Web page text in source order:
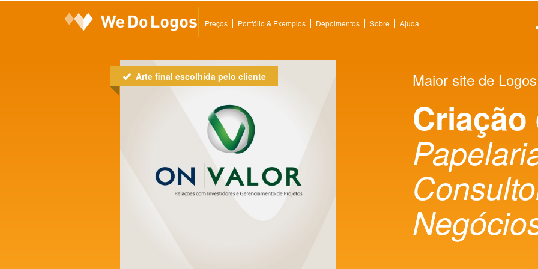
Preços Portfólio & Exemplos Depoimentos Sobre Ajuda
Arte final escolhida pelo cliente Maior site de
Criação